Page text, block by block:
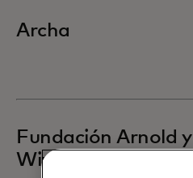
Archa
Fundación Arnold y
Winnie Palmer